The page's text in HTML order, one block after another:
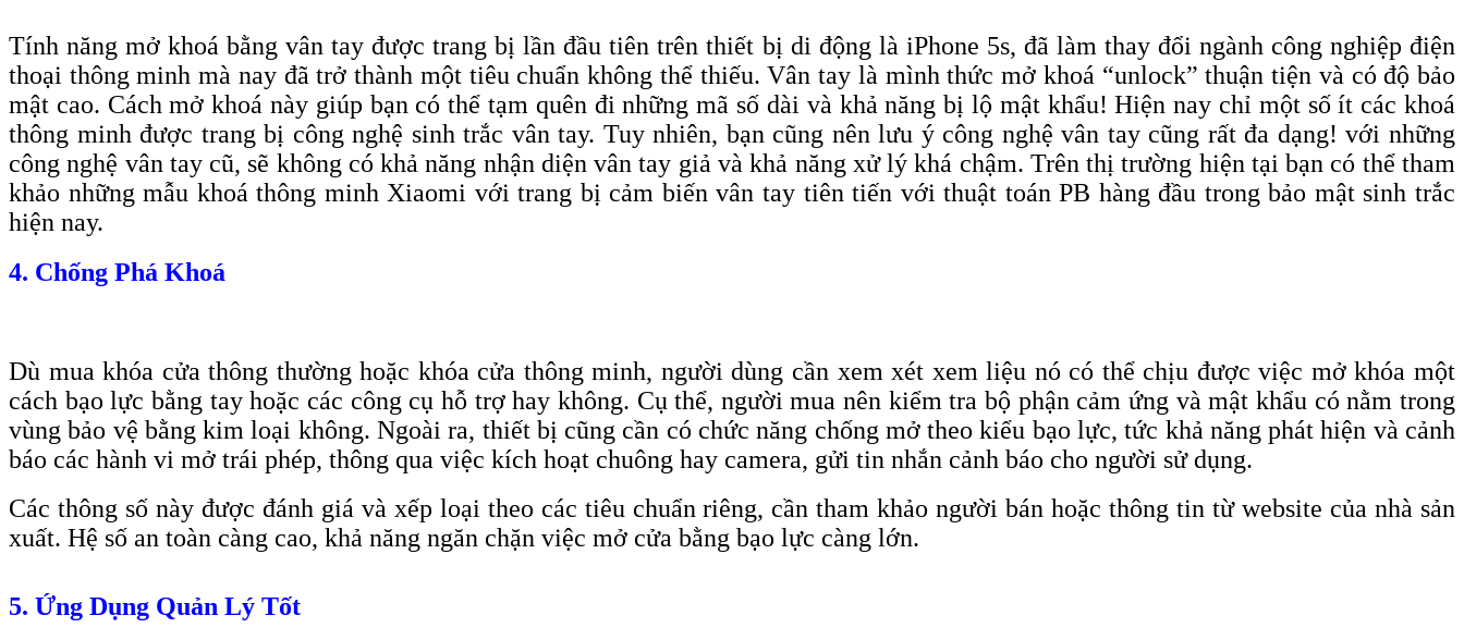
Tính năng mở khoá bằng vân tay được trang bị lần đầu tiên trên thiết bị di động là iPhone 5s, đã làm thay đổi ngành công nghiệp điện
thoại thông minh mà nay đã trở thành một tiêu chuẩn không thể thiếu. Vân tay là mình thức mở khoá “unlock” thuận tiện và có độ bảo
mật cao. Cách mở khoá này giúp bạn có thể tạm quên đi những mã số dài và khả năng bị lộ mật khẩu! Hiện nay chỉ một số ít các khoá
thông minh được trang bị công nghệ sinh trắc vân tay. Tuy nhiên, bạn cũng nên lưu ý công nghệ vân tay cũng rất đa dạng! với những
công nghệ vân tay cũ, sẽ không có khả năng nhận diện vân tay giả và khả năng xử lý khá chậm. Trên thị trường hiện tại bạn có thể tham
khảo những mẫu khoá thông minh Xiaomi với trang bị cảm biến vân tay tiên tiến với thuật toán PB hàng đầu trong bảo mật sinh trắc
hiện nay.
4. Chống Phá Khoá
Dù mua khóa cửa thông thường hoặc khóa cửa thông minh, người dùng cần xem xét xem liệu nó có thể chịu được việc mở khóa một
cách bạo lực bằng tay hoặc các công cụ hỗ trợ hay không. Cụ thể, người mua nên kiểm tra bộ phận cảm ứng và mật khẩu có nằm trong
vùng bảo vệ bằng kim loại không. Ngoài ra, thiết bị cũng cần có chức năng chống mở theo kiểu bạo lực, tức khả năng phát hiện và cảnh
báo các hành vi mở trái phép, thông qua việc kích hoạt chuông hay camera, gửi tin nhắn cảnh báo cho người sử dụng.
Các thông số này được đánh giá và xếp loại theo các tiêu chuẩn riêng, cần tham khảo người bán hoặc thông tin từ website của nhà sản
xuất. Hệ số an toàn càng cao, khả năng ngăn chặn việc mở cửa bằng bạo lực càng lớn.
5. Ứng Dụng Quản Lý Tốt